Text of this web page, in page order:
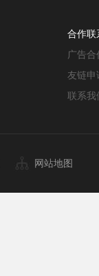
合作联
广告合
友链申
联系我
网站地图